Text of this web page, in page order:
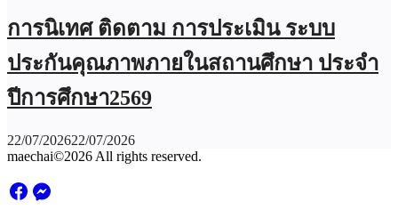
การนิเทศ ติดตาม การประเมิน ระบบ
ประกันคุณภาพภายในสถานศึกษา ประจำ
ปีการศึกษา2569
22/07/202622/07/2026
maechai©2026 All rights reserved.